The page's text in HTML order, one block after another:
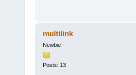
multilink
Newbie
Posts: 13